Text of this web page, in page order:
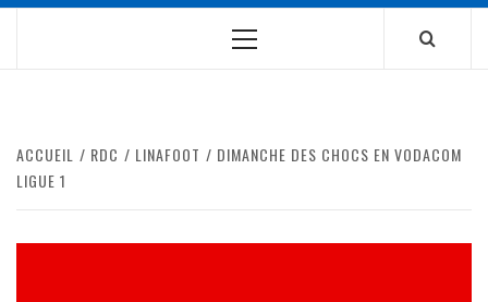
Menu
ACCUEIL RDC LINAFOOT
DIMANCHE DES CHOCS EN VODACOM
LIGUE 1